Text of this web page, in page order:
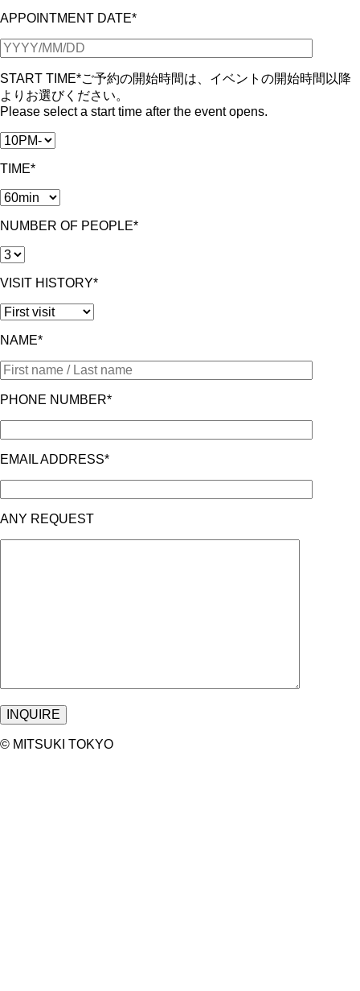
APPOINTMENT DATE*
START TIME*ご予約の開始時間は、イベントの開始時間以降
よりお選びください。
Please select a start time after the event opens.
TIME*
NUMBER OF PEOPLE*
VISIT HISTORY*
NAME*
PHONE NUMBER*
EMAIL ADDRESS*
ANY REQUEST
©︎ MITSUKI TOKYO